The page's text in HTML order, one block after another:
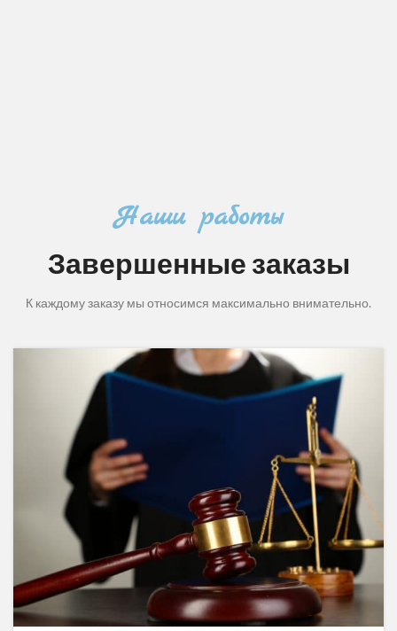
Наши работы
Завершенные заказы
К каждому заказу мы относимся максимально внимательно.